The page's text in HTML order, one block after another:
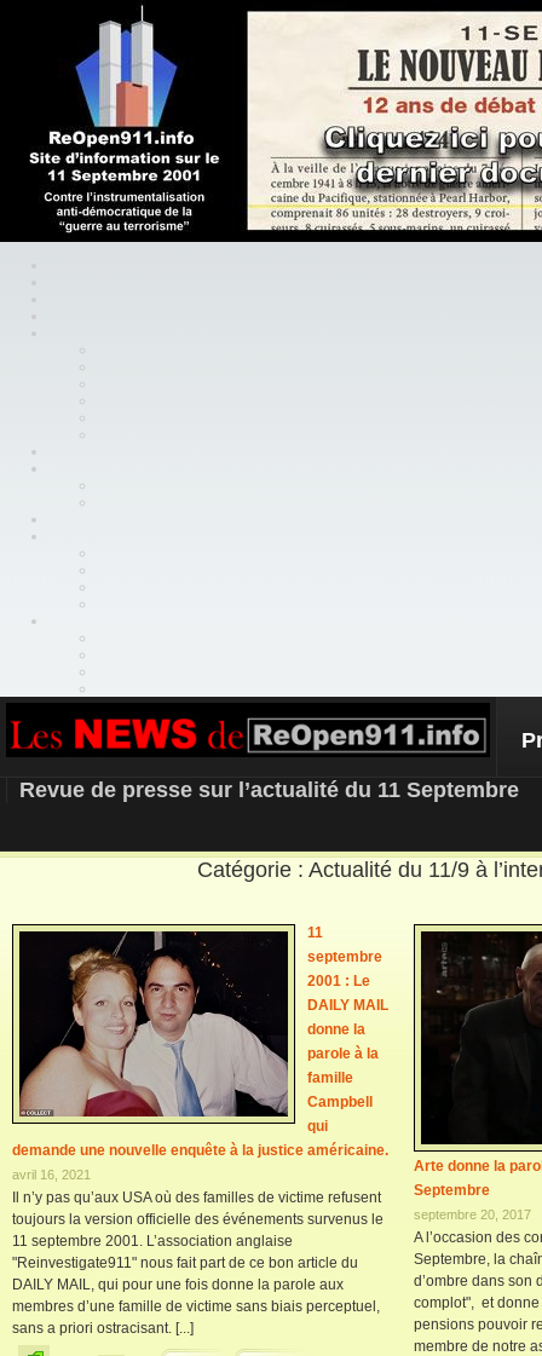
REOPEN911 – NEWS
Revue de presse sur l’actualité du 11 Septembre
Catégorie : Actualité du 11/9 à
11
septembre
2001 : Le
DAILY MAIL
donne la
parole à la
famille
Campbell
qui
demande une nouvelle enquête à la justice américaine.
avril 16, 2021
Il n’y pas qu’aux USA où des familles de victime refusent
toujours la version officielle des événements survenus le
11 septembre 2001. L’association anglaise
"Reinvestigate911" nous fait part de ce bon article du
DAILY MAIL, qui pour une fois donne la parole aux
membres d’une famille de victime sans biais perceptuel,
sans a priori ostracisant. [...]
Arte donne la
Septembre
septembre 20, 2017
A l’occasion des
Septembre, la
d’ombre dans son
complot", et
pensions pouvoir
membre de notre